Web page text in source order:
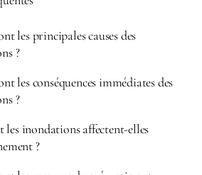
les principales causes des
?
les conséquences immédiates des
?
les inondations affectent-elles
?